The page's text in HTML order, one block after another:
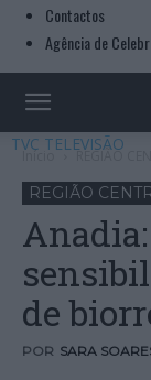
Contactos
Agência de
TVC TELEVISÃO
Início REGIÃO
REGIÃO
de
POR SARA